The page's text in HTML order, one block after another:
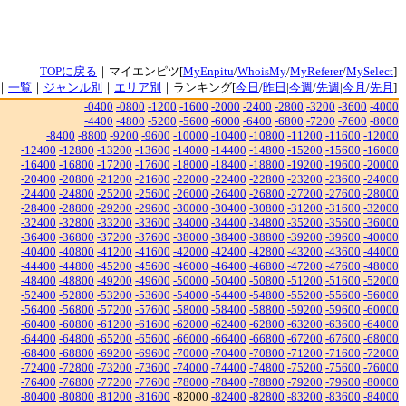
TOPに戻る ｜マイエンピツ[MyEnpitu/WhoisMy/MyReferer/MySelect]
一覧 ｜ ジャンル別 ｜ エリア別 ｜ランキング[今日 /昨日 |今週/先週|今月 /先月 ]
-0400 -0800 -1200 -1600 -2000 -2400 -2800 -3200 -3600 -4000
-4400 -4800 -5200 -5600 -6000 -6400 -6800 -7200 -7600 -8000
-8400 -8800 -9200 -9600 -10000 -10400 -10800 -11200 -11600 -12000
-12400 -12800 -13200 -13600 -14000 -14400 -14800 -15200 -15600 -16000
-16400 -16800 -17200 -17600 -18000 -18400 -18800 -19200 -19600 -20000
-20400 -20800 -21200 -21600 -22000 -22400 -22800 -23200 -23600 -24000
-24400 -24800 -25200 -25600 -26000 -26400 -26800 -27200 -27600 -28000
-28400 -28800 -29200 -29600 -30000 -30400 -30800 -31200 -31600 -32000
-32400 -32800 -33200 -33600 -34000 -34400 -34800 -35200 -35600 -36000
-36400 -36800 -37200 -37600 -38000 -38400 -38800 -39200 -39600 -40000
-40400 -40800 -41200 -41600 -42000 -42400 -42800 -43200 -43600 -44000
-44400 -44800 -45200 -45600 -46000 -46400 -46800 -47200 -47600 -48000
-48400 -48800 -49200 -49600 -50000 -50400 -50800 -51200 -51600 -52000
-52400 -52800 -53200 -53600 -54000 -54400 -54800 -55200 -55600 -56000
-56400 -56800 -57200 -57600 -58000 -58400 -58800 -59200 -59600 -60000
-60400 -60800 -61200 -61600 -62000 -62400 -62800 -63200 -63600 -64000
-64400 -64800 -65200 -65600 -66000 -66400 -66800 -67200 -67600 -68000
-68400 -68800 -69200 -69600 -70000 -70400 -70800 -71200 -71600 -72000
-72400 -72800 -73200 -73600 -74000 -74400 -74800 -75200 -75600 -76000
-76400 -76800 -77200 -77600 -78000 -78400 -78800 -79200 -79600 -80000
-80400 -80800 -81200 -81600 -82000 -82400 -82800 -83200 -83600 -84000